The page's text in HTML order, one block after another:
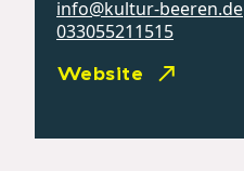
info@kultur-beeren.de
033055211515
Website